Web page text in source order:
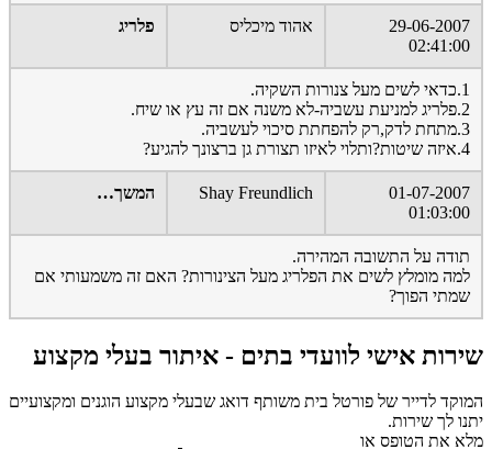
29-06-2007
02:41:00
אהוד מיכליס פלריג
1.כדאי לשים מעל צנורות השקיה.
2.פלריג למניעת עשביה-לא משנה אם זה עץ או שיח.
3.מתחת לדק,רק להפחתת סיכוי לעשביה.
4.איזה שיטות?ותלוי לאיזו תצורת גן ברצונך להגיע?
01-07-2007
01:03:00
Shay Freundlich המשך…
תודה על התשובה המהירה.
למה מומלץ לשים את הפלריג מעל הצינורות? האם זה משמעותי אם
שמתי הפוך?
שירות אישי לוועדי בתים - איתור בעלי מקצוע
המוקד לדייר של פורטל בית משותף דואג שבעלי מקצוע הוגנים ומקצועיים
יתנו לך שירות.
מלא את הטופס או